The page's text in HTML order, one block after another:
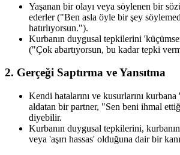
Yaşanan bir olayı veya söylenen bir
ederler ("Ben asla öyle bir şey
hatırlıyorsun.").
Kurbanın duygusal tepkilerini
("Çok abartıyorsun, bu kadar tepki
2. Gerçeği Saptırma ve Yansıtma
Kendi hatalarını ve kusurlarını
aldatan bir partner, "Sen beni ihmal
diyebilir.
Kurbanın duygusal tepkilerini,
veya 'aşırı hassas' olduğuna dair bir